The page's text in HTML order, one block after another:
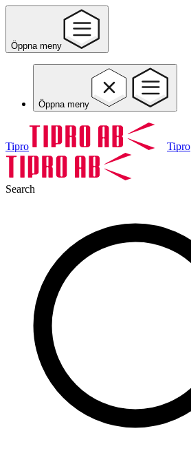
Öppna meny
Öppna meny
Tipro Tipro
Search